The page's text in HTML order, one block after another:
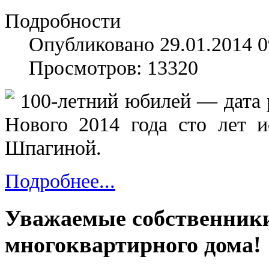
Подробности
Опубликовано 29.01.2014
Просмотров: 13320
100-летний юбилей — дата
Нового 2014 года сто лет
Шпагиной.
Подробнее...
Уважаемые
многоквартирного дома!